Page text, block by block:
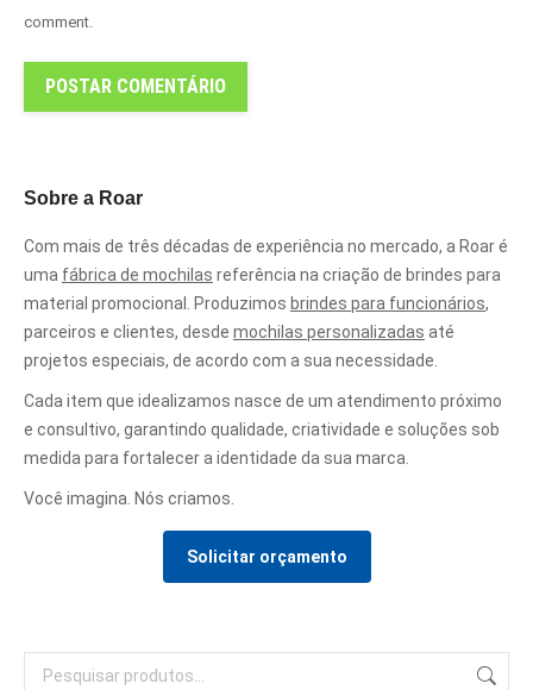
comment.
POSTAR COMENTÁRIO
Sobre a Roar
Com mais de três décadas de experiência no mercado, a Roar é
uma fábrica de mochilas referência na criação de brindes para
material promocional. Produzimos brindes para funcionários,
parceiros e clientes, desde mochilas personalizadas até
projetos especiais, de acordo com a sua necessidade.
Cada item que idealizamos nasce de um atendimento próximo
e consultivo, garantindo qualidade, criatividade e soluções sob
medida para fortalecer a identidade da sua marca.
Você imagina. Nós criamos.
Solicitar orçamento